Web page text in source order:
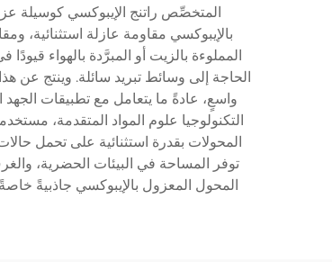
المتخصِّص راتنج الإيبوكسي كوسيلة
بالإيبوكسي مقاومة عازلة استثنائية،
المملوءة بالزيت أو المبرَّدة بالهواء
الحاجة إلى وسائط تبريد سائلة. وينتج عن
التكنولوجيا علوم المواد المتقدمة،
المحولات بقدرة استثنائية على تحمل
توفر المساحة في البيئات الحضرية،
المحول المعزول بالإيبوكسي جاذبيةً